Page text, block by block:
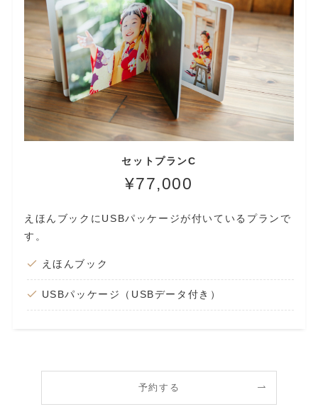
セットプランC
¥77,000
えほんブックにUSBパッケージが付いているプランで
す。
えほんブック
USBパッケージ（USBデータ付き）
予約する